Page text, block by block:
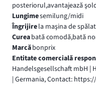
posteriorul,avantajează
Lungimesemilung/midi
Îngrijirela maşina de spălat
Cureabată comodă,bată
Marcăbonprix
Entitate comercială
Handelsgesellschaft mbH |
| Germania, Contact: